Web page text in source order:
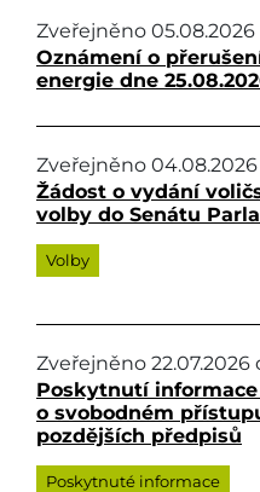
Zveřejněno 05.08.2026
Oznámení o
energie dne
Zveřejněno 04.08.2026
Žádost o vydání
volby do Senátu
Volby
Zveřejněno 22.07.2026
Poskytnutí informace
o svobodném
pozdějších předpisů
Poskytnuté informace